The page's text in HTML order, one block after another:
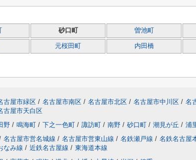
砂口町 曽池町
元桜田町 内田橋
古屋市緑区 / 名古屋市南区 / 名古屋市北区 / 名古屋市中川区 / 名
古屋市天白区
野 / 鳴海町 / 下之一色町 / 諏訪町 / 南野 / 砂口町 / 潮見が丘 / 浦
名古屋市営名城線 / 名古屋市営東山線 / 名鉄瀬戸線 / 名鉄名古屋
なみ線 / 近鉄名古屋線 / 東海道本線